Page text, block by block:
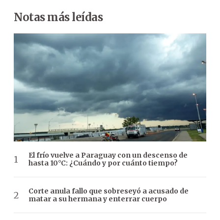
Notas más leídas
El frío vuelve a Paraguay con un descenso de
hasta 10°C: ¿Cuándo y por cuánto tiempo?
Corte anula fallo que sobreseyó a acusado de
matar a su hermana y enterrar cuerpo